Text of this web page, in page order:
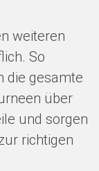
weiteren
So
die gesamte
über
und sorgen
richtigen